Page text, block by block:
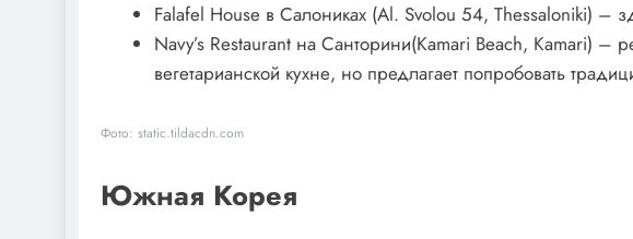
Falafel House в Салониках (Al. Svolou 54, Thessaloniki) –
Navy’s Restaurant на Санторини(Kamari Beach, Kamari) –
вегетарианской кухне, но предлагает попробовать
Фото: static.tildacdn.com
Южная Корея